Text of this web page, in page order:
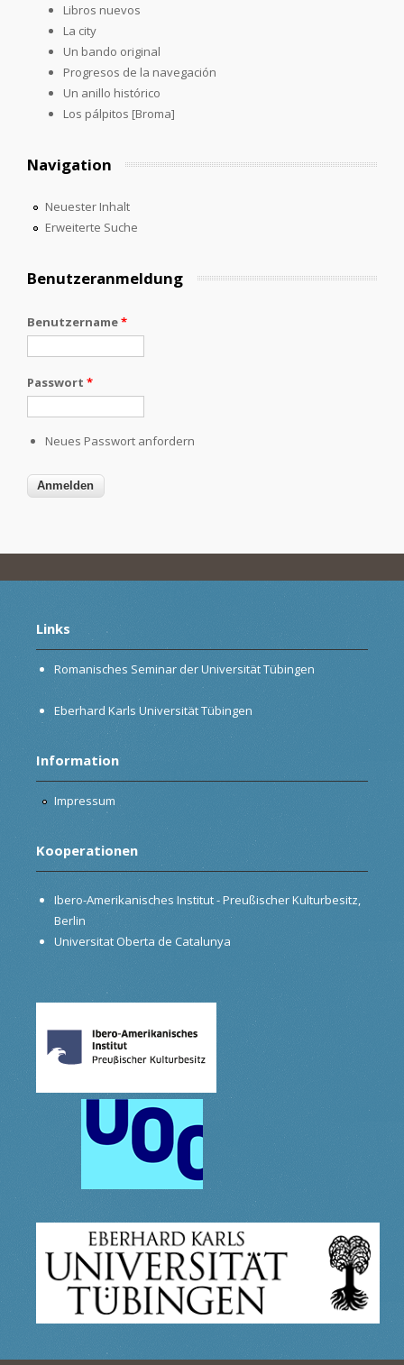
Libros nuevos
La city
Un bando original
Progresos de la navegación
Un anillo histórico
Los pálpitos [Broma]
Navigation
Neuester Inhalt
Erweiterte Suche
Benutzeranmeldung
Benutzername*
Passwort *
Neues Passwort anfordern
Links
Romanisches Seminar der Universität Tübingen
Eberhard Karls Universität Tübingen
Information
Impressum
Kooperationen
Ibero-Amerikanisches Institut - Preußischer Kulturbesitz,
Berlin
Universitat Oberta de Catalunya